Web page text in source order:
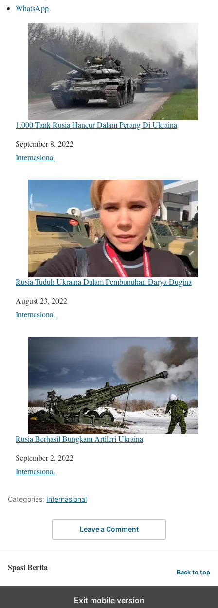
WhatsApp
1.000 Tank Rusia Hancur Dalam Perang Di Ukraina
Date
September 8, 2022
In relation to
Internasional
Rusia Tuduh Ukraina Dalam Pembunuhan Darya Dugina
Date
August 23, 2022
In relation to
Internasional
Rusia Berhasil Bungkam Artileri Ukraina
Date
September 2, 2022
In relation to
Internasional
Categories: Internasional
Leave a Comment
Spasi Berita Back to top
Exit mobile version